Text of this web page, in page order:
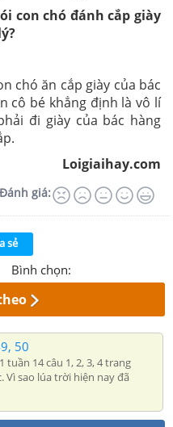
con chó đánh cắp giày
chó ăn cắp giày của bác
cô bé khẳng định là vô lí
đi giày của bác hàng
Loigiaihay.com
Đánh giá:
sẻ
Bình chọn:
50
tuần 14 câu 1, 2, 3, 4 trang
Vì sao lúa trời hiện nay đã